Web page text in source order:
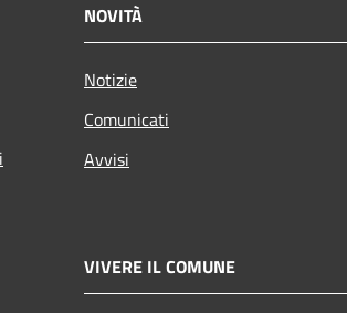
NOVITÀ
Notizie
Comunicati
Avvisi
VIVERE IL COMUNE